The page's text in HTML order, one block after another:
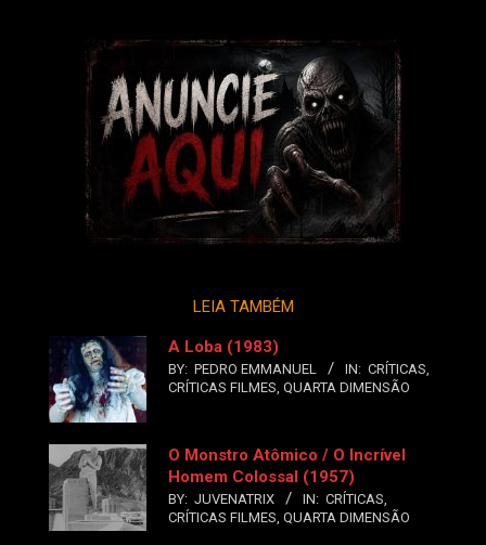
LEIA TAMBÉM
A Loba (1983)
BY: PEDRO EMMANUEL IN: CRÍTICAS,
CRÍTICAS FILMES, QUARTA DIMENSÃO
O Monstro Atômico / O Incrível
Homem Colossal (1957)
BY: JUVENATRIX IN: CRÍTICAS,
CRÍTICAS FILMES, QUARTA DIMENSÃO